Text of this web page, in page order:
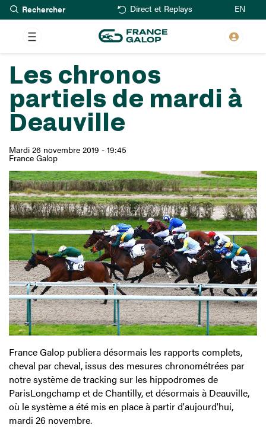
Aller
au
contenu
principal
Rechercher Direct et Replays EN
Les chronos
partiels de mardi à
Deauville
Mardi 26 novembre 2019 - 19:45
France Galop
France Galop publiera désormais les rapports complets,
cheval par cheval, issus des mesures chronométrées par
notre système de tracking sur les hippodromes de
ParisLongchamp et de Chantilly, et désormais à Deauville,
où le système a été mis en place à partir d'aujourd'hui,
mardi 26 novembre.